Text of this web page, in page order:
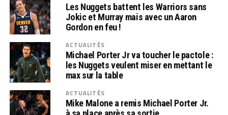
Les Nuggets battent les Warriors sans
Jokic et Murray mais avec un Aaron
Gordon en feu !
ACTUALITÉS
Michael Porter Jr va toucher le pactole :
les Nuggets veulent miser en mettant le
max sur la table
ACTUALITÉS
Mike Malone a remis Michael Porter Jr.